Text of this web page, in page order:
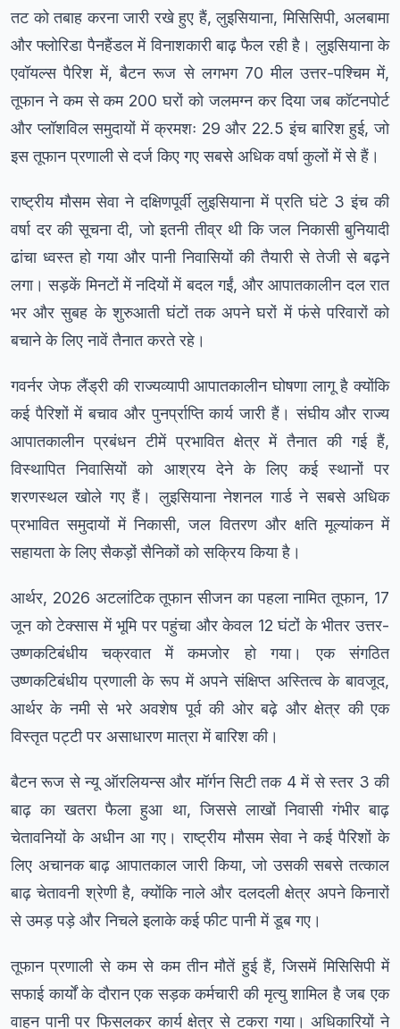
तट को तबाह करना जारी रखे हुए हैं, लुइसियाना, मिसिसिपी, अलबामा
और फ्लोरिडा पैनहैंडल में विनाशकारी बाढ़ फैल रही है। लुइसियाना के
एवॉयल्स पैरिश में, बैटन रूज से लगभग 70 मील उत्तर-पश्चिम में,
तूफान ने कम से कम 200 घरों को जलमग्न कर दिया जब कॉटनपोर्ट
और प्लॉशविल समुदायों में क्रमशः 29 और 22.5 इंच बारिश हुई, जो
इस तूफान प्रणाली से दर्ज किए गए सबसे अधिक वर्षा कुलों में से हैं।
राष्ट्रीय मौसम सेवा ने दक्षिणपूर्वी लुइसियाना में प्रति घंटे 3 इंच की
वर्षा दर की सूचना दी, जो इतनी तीव्र थी कि जल निकासी बुनियादी
ढांचा ध्वस्त हो गया और पानी निवासियों की तैयारी से तेजी से बढ़ने
लगा। सड़कें मिनटों में नदियों में बदल गईं, और आपातकालीन दल रात
भर और सुबह के शुरुआती घंटों तक अपने घरों में फंसे परिवारों को
बचाने के लिए नावें तैनात करते रहे।
गवर्नर जेफ लैंड्री की राज्यव्यापी आपातकालीन घोषणा लागू है क्योंकि
कई पैरिशों में बचाव और पुनर्प्राप्ति कार्य जारी हैं। संघीय और राज्य
आपातकालीन प्रबंधन टीमें प्रभावित क्षेत्र में तैनात की गई हैं,
विस्थापित निवासियों को आश्रय देने के लिए कई स्थानों पर
शरणस्थल खोले गए हैं। लुइसियाना नेशनल गार्ड ने सबसे अधिक
प्रभावित समुदायों में निकासी, जल वितरण और क्षति मूल्यांकन में
सहायता के लिए सैकड़ों सैनिकों को सक्रिय किया है।
आर्थर, 2026 अटलांटिक तूफान सीजन का पहला नामित तूफान, 17
जून को टेक्सास में भूमि पर पहुंचा और केवल 12 घंटों के भीतर उत्तर-
उष्णकटिबंधीय चक्रवात में कमजोर हो गया। एक संगठित
उष्णकटिबंधीय प्रणाली के रूप में अपने संक्षिप्त अस्तित्व के बावजूद,
आर्थर के नमी से भरे अवशेष पूर्व की ओर बढ़े और क्षेत्र की एक
विस्तृत पट्टी पर असाधारण मात्रा में बारिश की।
बैटन रूज से न्यू ऑरलियन्स और मॉर्गन सिटी तक 4 में से स्तर 3 की
बाढ़ का खतरा फैला हुआ था, जिससे लाखों निवासी गंभीर बाढ़
चेतावनियों के अधीन आ गए। राष्ट्रीय मौसम सेवा ने कई पैरिशों के
लिए अचानक बाढ़ आपातकाल जारी किया, जो उसकी सबसे तत्काल
बाढ़ चेतावनी श्रेणी है, क्योंकि नाले और दलदली क्षेत्र अपने किनारों
से उमड़ पड़े और निचले इलाके कई फीट पानी में डूब गए।
तूफान प्रणाली से कम से कम तीन मौतें हुई हैं, जिसमें मिसिसिपी में
सफाई कार्यों के दौरान एक सड़क कर्मचारी की मृत्यु शामिल है जब एक
वाहन पानी पर फिसलकर कार्य क्षेत्र से टकरा गया। अधिकारियों ने